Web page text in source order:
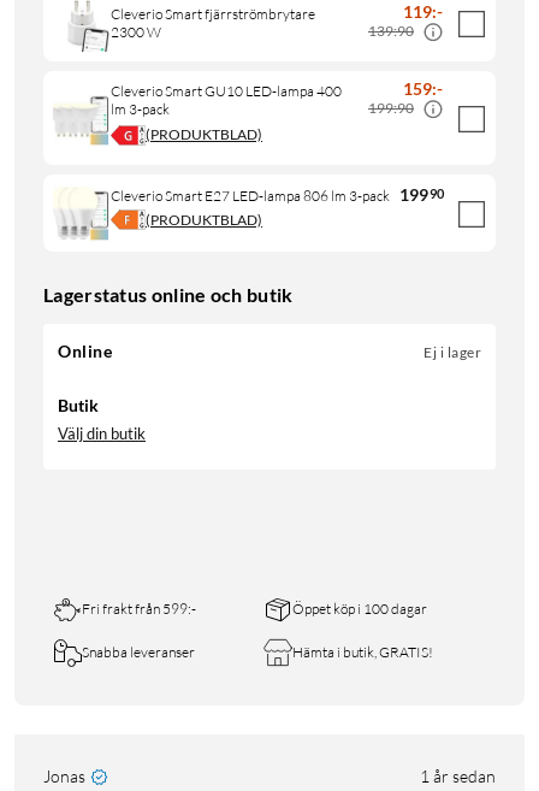
Cleverio Smart fjärrströmbrytare
2300 W
119:-
139:90
Cleverio Smart GU10 LED-lampa 400
lm 3-pack
159:-
199:90
(PRODUKTBLAD)
Cleverio Smart E27 LED-lampa 806 lm 3-pack 19990
(PRODUKTBLAD)
Lagerstatus online och butik
Online Ej i lager
Butik
Välj din butik
Fri frakt från 599:- Öppet köp i 100 dagar
Snabba leveranser Hämta i butik, GRATIS!
Jonas 1 år sedan